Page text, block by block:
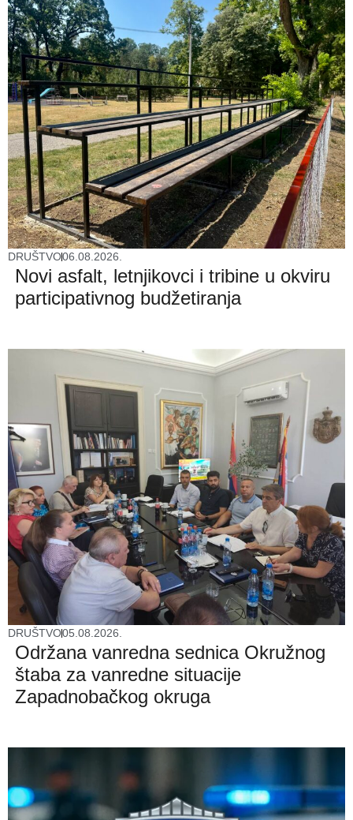
DRUŠTVO06.08.2026.
Novi asfalt, letnjikovci i tribine u okviru
participativnog budžetiranja
DRUŠTVO05.08.2026.
Održana vanredna sednica Okružnog
štaba za vanredne situacije
Zapadnobačkog okruga